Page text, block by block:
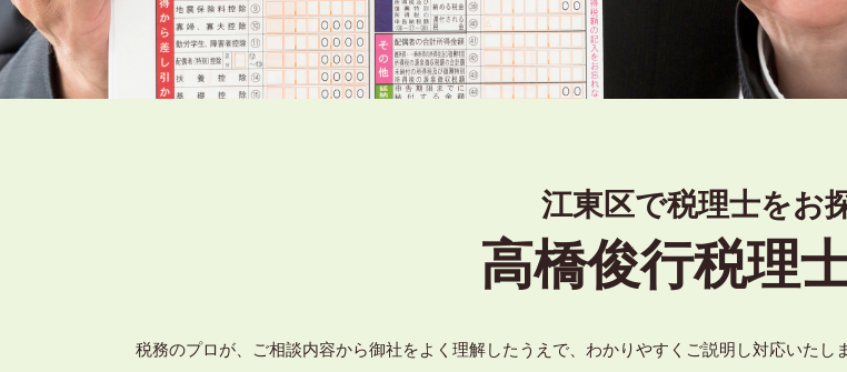
江東区で税理士をお
高橋俊行税理
税務のプロが、ご相談内容から御社をよく理解したうえで、わかりやすくご説明し対応いたしま